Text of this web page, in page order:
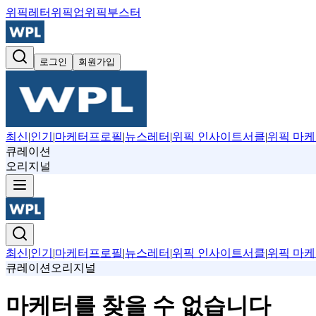
위픽레터 위픽업위픽부스터
로그인 회원가입
최신|인기 |마케터프로필|뉴스레터 |위픽 인사이트서클|위픽 마케
큐레이션
오리지널
최신|인기 |마케터프로필|뉴스레터 |위픽 인사이트서클|위픽 마케
큐레이션 오리지널
마케터를 찾을 수 없습니다